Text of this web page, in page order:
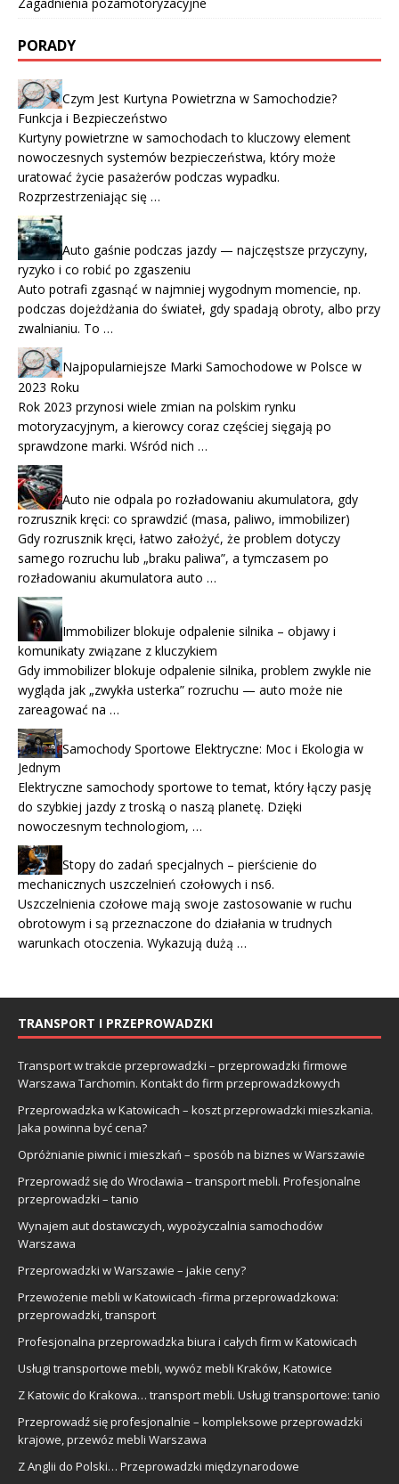
PORADY
Czym Jest Kurtyna Powietrzna w Samochodzie?
Funkcja i Bezpieczeństwo
Kurtyny powietrzne w samochodach to kluczowy element
nowoczesnych systemów bezpieczeństwa, który może
uratować życie pasażerów podczas wypadku.
Rozprzestrzeniając się …
Auto gaśnie podczas jazdy — najczęstsze przyczyny,
ryzyko i co robić po zgaszeniu
Auto potrafi zgasnąć w najmniej wygodnym momencie, np.
podczas dojeżdżania do świateł, gdy spadają obroty, albo przy
zwalnianiu. To …
Najpopularniejsze Marki Samochodowe w Polsce w
2023 Roku
Rok 2023 przynosi wiele zmian na polskim rynku
motoryzacyjnym, a kierowcy coraz częściej sięgają po
sprawdzone marki. Wśród nich …
Auto nie odpala po rozładowaniu akumulatora, gdy
rozrusznik kręci: co sprawdzić (masa, paliwo, immobilizer)
Gdy rozrusznik kręci, łatwo założyć, że problem dotyczy
samego rozruchu lub „braku paliwa”, a tymczasem po
rozładowaniu akumulatora auto …
Immobilizer blokuje odpalenie silnika – objawy i
komunikaty związane z kluczykiem
Gdy immobilizer blokuje odpalenie silnika, problem zwykle nie
wygląda jak „zwykła usterka” rozruchu — auto może nie
zareagować na …
Samochody Sportowe Elektryczne: Moc i Ekologia w
Jednym
Elektryczne samochody sportowe to temat, który łączy pasję
do szybkiej jazdy z troską o naszą planetę. Dzięki
nowoczesnym technologiom, …
Stopy do zadań specjalnych – pierścienie do
mechanicznych uszczelnień czołowych i ns6.
Uszczelnienia czołowe mają swoje zastosowanie w ruchu
obrotowym i są przeznaczone do działania w trudnych
warunkach otoczenia. Wykazują dużą …
TRANSPORT I PRZEPROWADZKI
Transport w trakcie przeprowadzki – przeprowadzki firmowe
Warszawa Tarchomin. Kontakt do firm przeprowadzkowych
Przeprowadzka w Katowicach – koszt przeprowadzki mieszkania.
Jaka powinna być cena?
Opróżnianie piwnic i mieszkań – sposób na biznes w Warszawie
Przeprowadź się do Wrocławia – transport mebli. Profesjonalne
przeprowadzki – tanio
Wynajem aut dostawczych, wypożyczalnia samochodów
Warszawa
Przeprowadzki w Warszawie – jakie ceny?
Przewożenie mebli w Katowicach -firma przeprowadzkowa:
przeprowadzki, transport
Profesjonalna przeprowadzka biura i całych firm w Katowicach
Usługi transportowe mebli, wywóz mebli Kraków, Katowice
Z Katowic do Krakowa… transport mebli. Usługi transportowe: tanio
Przeprowadź się profesjonalnie – kompleksowe przeprowadzki
krajowe, przewóz mebli Warszawa
Z Anglii do Polski… Przeprowadzki międzynarodowe